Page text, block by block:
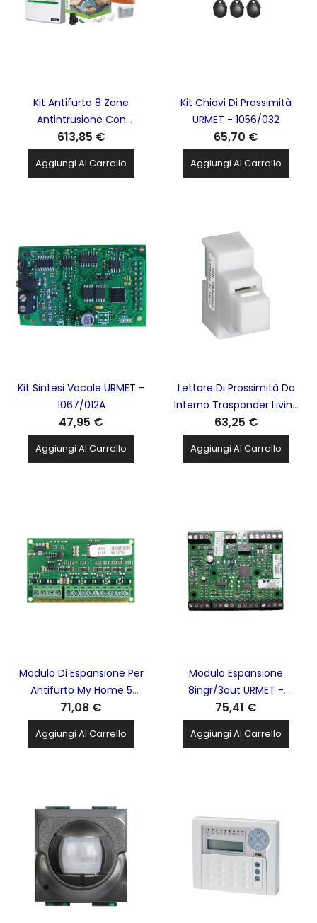
Kit Antifurto 8 Zone
Antintrusione Con
Centrale Protec8 E
Combinatore GSM +
Accessori HILTRON -
613,85 €
Aggiungi Al Carrello
Kit Chiavi Di Prossimità
URMET - 1056/032
65,70 €
Aggiungi Al Carrello
Kit Sintesi Vocale URMET -
1067/012A
47,95 €
Aggiungi Al Carrello
Lettore Di Prossimità Da
Interno Trasponder Living
Light Per Impianto
Antifurto My Home BTCINO
- LN4215
63,25 €
Aggiungi Al Carrello
Modulo Di Espansione Per
Antifurto My Home 5
Ingressi/Uscite
Programmabile In/Out
BTICINO - 4234
71,08 €
Aggiungi Al Carrello
Modulo Espansione
8ingr/3out URMET -
1067/008A
75,41 €
Aggiungi Al Carrello